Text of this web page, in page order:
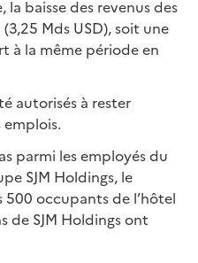
la baisse des revenus des
Mds USD), soit une
à la même période en
autorisés à rester
parmi les employés du
SJM Holdings, le
occupants de l’hôtel
de SJM Holdings ont